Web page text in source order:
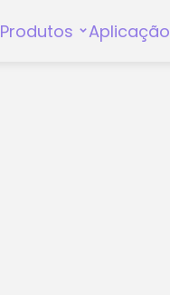
Produtos Aplicação